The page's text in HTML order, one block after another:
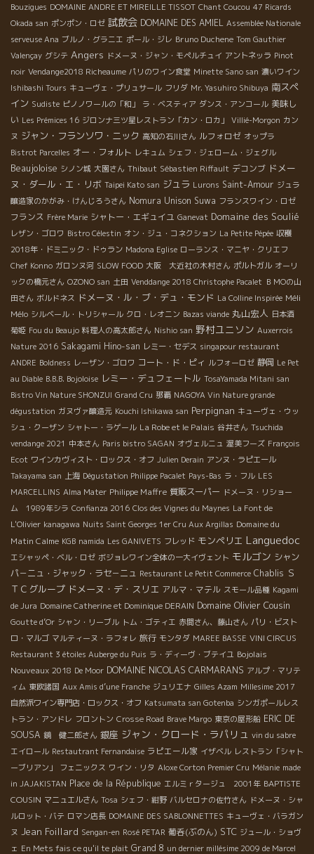
Bouzigues DOMAINE ANDRE ET MIREILLE TISSOT Chant Coucou 47 Ricards
Okada san ポンポン・ロゼ 試飲会 DOMAINE DES AMIEL Assemblée Nationale
serveuse Ana ブルノ・グラニエ ポール・ジレ Bruno Duchene Tom Gauthier
Valençay グシテ Angers ドメーヌ・ジャン・モペルチュイ アントネッラ Pinot
noir Vendange2018 Richeaume パリのワイン食堂 Minette Sano san 濃いワイン
Ishibashi Tours キューヴェ・プリュサール フリダ Mr. Yasuhiro Shibuya 南スペ
イン Sudiste ピノノワールの「和」 ラ・ベスティア ダンス・アンコール 美味し
い Les Prémices 16 ジロンナ三ツ星レストラン「カン・ロカ」 Villié-Morgon カン
ヌ ジャン・フランソワ・ニック 高知の石川さん ルフォロゼ オップラ
Bistrot Parcelles オー・フォルト レキュム シェフ・ジェローム・ジェグル
Beaujoloise シノン城 大園さん Thibaut Sébastien Riffault デコンブ ドメー
ヌ・ダール・エ・リボ Taipei Kato san ジュラ Lurons Saint-Amour ジュラ
醸造家のかがみ・けんじろうさん Nomura Unison Suwa フランスワイン・ロゼ
フランス Frère Marie シャトー・エギュイユ Ganevat Domaine des Soulié
レザン・ゴロワ Bistro Célestin オン・ジュ・コネクション La Petite Pépée 収穫
2018年・ドミニック・ドゥラン Madona Eglise ローランス・マニヤ・クリエフ
Chef Konno ガロンヌ河 SLOW FOOD 大阪 大近社の木村さん ポルトガル オーリ
ックの橋元さん OZONO san 土田 Venddange 2018 Christophe Pacalet ＢＭОの山
田さん ボルドネス ドメーヌ・ル・ブ・デュ・モンド La Colline Inspirée Méli
Mélo シルベール・トリシャール クロ・レオニン Bazas viande 丸山宏人 日本酒
菊姫 Fou du Beaujo 料理人の高太郎さん Nishio san 野村ユニソン Auxerrois
Nature 2016 Sakagami Hino-san レミー・セデス singapour restaurant
ANDRE Boldness レーザン・ゴロワ コート・ド・ピィ ルフォーロゼ 静岡 Le Pet
au Diable B.B.B. Bojoloise レミー・デュフェートル TosaYamada Mitani san
Bistro Vin Nature SHONZUI Grand Cru 那覇 NAGOYA Vin Nature grande
dégustation ガヌヴァ醸造元 Kouchi Ishikawa san Perpignan キューヴェ・ウッ
シュ・クーザン シャトー・ラゲール La Robe et le Palais 谷井さん Tsuchida
vendange 2021 中本さん Paris bistro SAGAN オヴェルニュ 渥美フーズ François
Ecot ワインカヴィスト・ロックス・オフ Julien Derain アンヌ・ラピエール
Takayama san
上海 Dégustation Philippe Pacalet Pays-Bas ラ・フル LES
MARCELLINS Alma Mater Philippe Maffre 質販スーパー ドメーヌ・リショー
ム 1989年シラ Confianza 2016 Clos des Vignes du Maynes La Font de
L'Olivier kanagawa Nuits Saint Georges 1er Cru Aux Argillas Domaine du
Matin Calme KGB namida Les GANIVETS フレッド モンペリエ Languedoc
エシャッペ・ベル・ロゼ ボジョレワイン全体の一大イヴェント モルゴン シャン
パ－ニュ・ジャック・ラセ－ニュ Restaurant Le Petit Commerce Chablis Ｓ
ＴＣグループ ドメーヌ・デ・スリエ アルマ・マテル スモール品種 Kagami
de Jura Domaine Catherine et Dominique DERAIN Domaine Olivier Cousin
Goutte d’Or シャン・リーブル トム・ゴティエ 赤間さん、藤山さん パリ・ビスト
ロ・マルゴ マルティーヌ・ラフォレ 旅行 モンタダ MAREE BASSE VINI CIRCUS
Restaurant 3 étoiles Auberge du Puis ラ・ディーヴ・ブテイユ Bojolais
Nouveaux 2018 De Moor DOMAINE NICOLAS CARMARANS アルプ・マリテ
ィム 東欧諸国 Aux Amis d’une Franche ジュリエナ Gilles Azam Millesime 2017
自然派ワイン専門店・ロックス・オフ Katsumata san Gotenba シンガポールレス
トラン・アンドレ フロントン Crosse Road Brave Margo 東京の屋形船 ERIC DE
SOUSA 鏡 健二郎さん 銀座 ジャン・クロード・ラパリュ vin du sabre
エイロール Restautrant Fernandaise ラピエール家 イザベル レストラン「シャト
ーブリアン」
フェニックス ワイン・リタ Aloxe Corton Premier Cru Mélanie made
in JAJAKISTAN Place de la République エルミｒタージュ 2001年 BAPTISTE
COUSIN マニュエルさん Tosa シェフ・紺野 バルセロナの佐竹さん ドメーヌ・シャ
ルロット・バテ ロマン店長 DOMAINE DES SABLONNETTES キューヴェ・バラガン
ヌ Jean Foillard Sengan-en Rosé PETAR 葡呑(ぶのん) STC ジュール・ショヴ
ェ En Mets fais ce qu'il te plait Grand 8 un dernier millésime 2009 de Marcel